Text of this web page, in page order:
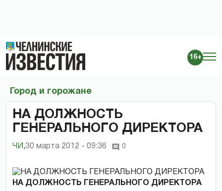
16+
Город и горожане
НА ДОЛЖНОСТЬ
ГЕНЕРАЛЬНОГО ДИРЕКТОРА
ЧИ ,30 марта 2012 - 09:36 0
НА ДОЛЖНОСТЬ ГЕНЕРАЛЬНОГО ДИРЕКТОРА